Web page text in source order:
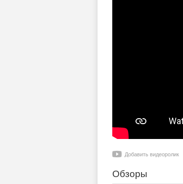
Добавить видеоролик
Обзоры